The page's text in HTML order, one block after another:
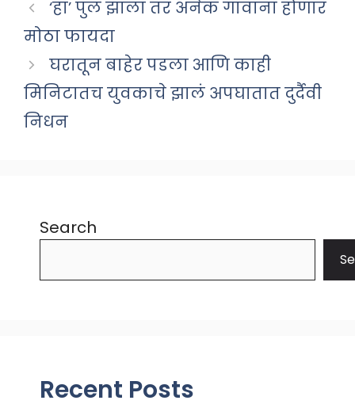
‘हा’ पुल झाला तर अनेक गावांना होणार
मोठा फायदा
घरातून बाहेर पडला आणि काही
मिनिटातच युवकाचे झालं अपघातात दुर्दैवी
निधन
Search
Recent Posts